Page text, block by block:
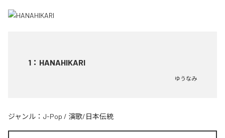
1 ： HANAHIKARI
ゆうなみ
ジャンル： J-Pop / 演歌/日本伝統